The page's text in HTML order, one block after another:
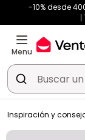
-10% desde
Menu
Inspiración y